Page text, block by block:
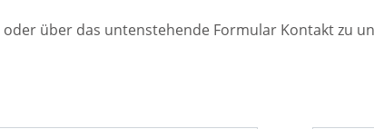
über das untenstehende Formular Kontakt zu